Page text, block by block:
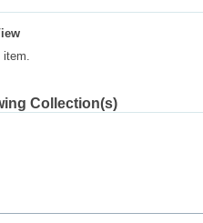
item.
Collection(s)